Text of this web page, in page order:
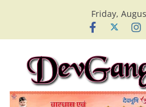
content
Friday,